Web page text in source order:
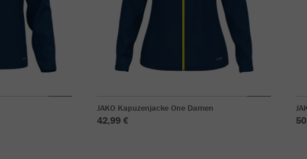
JAKO Kapuzenjacke One Damen
42,99 €